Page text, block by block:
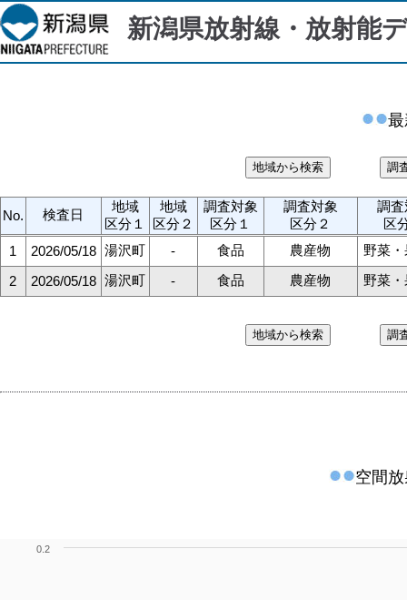
新潟県放射線・放射能
No. 検査日
地域
区分１
地域
区分２
調査対象
区分１
調査対象
区分２
調
区
1
2026/05/18 湯沢町 - 食品 農産物
野菜
2
2026/05/18 湯沢町 - 食品 農産物 野菜
空間
0.2